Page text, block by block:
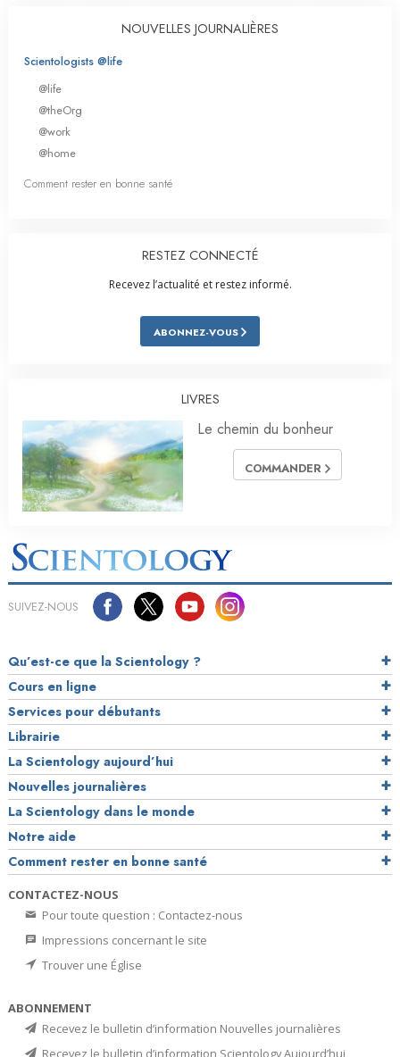
NOUVELLES JOURNALIÈRES
Scientologists @life
@life
@theOrg
@work
@home
Comment rester en bonne santé
RESTEZ CONNECTÉ
Recevez l’actualité et restez informé.
ABONNEZ-VOUS
LIVRES
Le chemin du bonheur
COMMANDER
SUIVEZ-NOUS
Qu’est-ce que la Scientology ?
Cours en ligne
Services pour débutants
Librairie
La Scientology aujourd’hui
Nouvelles journalières
La Scientology dans le monde
Notre aide
Comment rester en bonne santé
CONTACTEZ-NOUS
Pour toute question : Contactez-nous
Impressions concernant le site
Trouver une Église
ABONNEMENT
Recevez le bulletin d’information Nouvelles journalières
Recevez le bulletin d’information Scientology Aujourd’hui